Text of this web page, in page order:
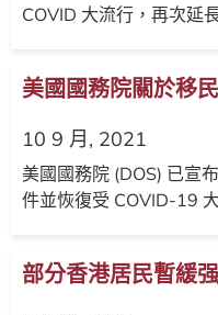
COVID 大流行，再次延
美國國務院關於移
10 9 月, 2021
美國國務院 (DOS) 已宣
件並恢復受 COVID-19
部分香港居民暫緩